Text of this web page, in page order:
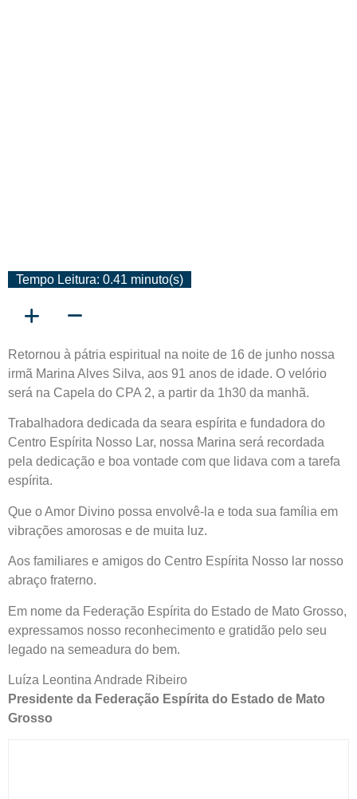
Tempo Leitura: 0.41 minuto(s)
Retornou à pátria espiritual na noite de 16 de junho nossa
irmã Marina Alves Silva, aos 91 anos de idade. O velório
será na Capela do CPA 2, a partir da 1h30 da manhã.
Trabalhadora dedicada da seara espírita e fundadora do
Centro Espírita Nosso Lar, nossa Marina será recordada
pela dedicação e boa vontade com que lidava com a tarefa
espírita.
Que o Amor Divino possa envolvê-la e toda sua família em
vibrações amorosas e de muita luz.
Aos familiares e amigos do Centro Espírita Nosso lar nosso
abraço fraterno.
Em nome da Federação Espírita do Estado de Mato Grosso,
expressamos nosso reconhecimento e gratidão pelo seu
legado na semeadura do bem.
Luíza Leontina Andrade Ribeiro
Presidente da Federação Espírita do Estado de Mato
Grosso